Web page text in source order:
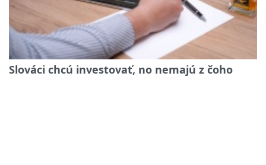
Slováci chcú investovať, no nemajú z čoho